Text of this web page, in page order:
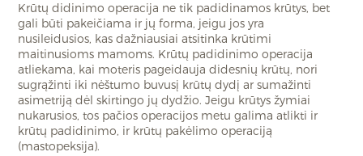
Krūtų didinimo operacija ne tik padidinamos krūtys, bet
gali būti pakeičiama ir jų forma, jeigu jos yra
nusileidusios, kas dažniausiai atsitinka krūtimi
maitinusioms mamoms. Krūtų padidinimo operacija
atliekama, kai moteris pageidauja didesnių krūtų, nori
sugrąžinti iki nėštumo buvusį krūtų dydį ar sumažinti
asimetriją dėl skirtingo jų dydžio. Jeigu krūtys žymiai
nukarusios, tos pačios operacijos metu galima atlikti ir
krūtų padidinimo, ir krūtų pakėlimo operaciją
(mastopeksija).